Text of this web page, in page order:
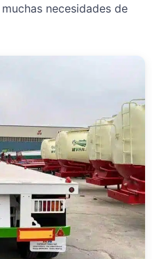
necesidades de